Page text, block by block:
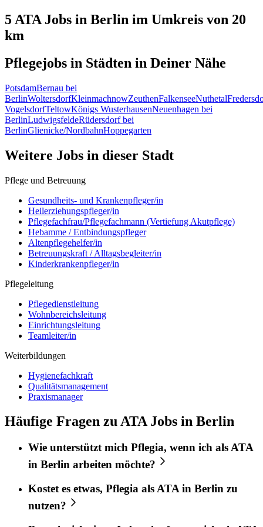
5 ATA Jobs in Berlin im Umkreis von 20
km
Pflegejobs in Städten in Deiner Nähe
PotsdamBernau bei
BerlinWoltersdorfKleinmachnowZeuthenFalkenseeNuthetal
VogelsdorfTeltowKönigs WusterhausenNeuenhagen bei
BerlinLudwigsfeldeRüdersdorf bei
BerlinGlienicke/NordbahnHoppegarten
Weitere Jobs in dieser Stadt
Pflege und Betreuung
Gesundheits- und Krankenpfleger/in
Heilerziehungspfleger/in
Pflegefachfrau/Pflegefachmann (Vertiefung Akutpflege)
Hebamme / Entbindungspfleger
Altenpflegehelfer/in
Betreuungskraft / Alltagsbegleiter/in
Kinderkrankenpfleger/in
Pflegeleitung
Pflegedienstleitung
Wohnbereichsleitung
Einrichtungsleitung
Teamleiter/in
Weiterbildungen
Hygienefachkraft
Qualitätsmanagement
Praxismanager
Häufige Fragen zu ATA Jobs in Berlin
Wie unterstützt mich Pflegia, wenn ich alsATA
in Berlin arbeiten möchte?
Kostet es etwas, Pflegia als ATA in Berlin zu
nutzen?